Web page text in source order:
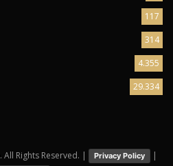
117
314
4.355
29.334
. All Rights Reserved. | Privacy Policy |